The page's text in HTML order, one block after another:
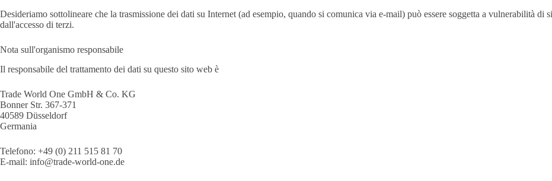
Desideriamo sottolineare che la trasmissione dei dati su Internet (ad esempio, quando si comunica via e-mail) può essere soggetta a vulnerabilità di
dall'accesso di terzi.
Nota sull'organismo responsabile
Il responsabile del trattamento dei dati su questo sito web è
Trade World One GmbH & Co. KG
Bonner Str. 367-371
40589 Düsseldorf
Germania
Telefono: +49 (0) 211 515 81 70
E-mail: info@trade-world-one.de